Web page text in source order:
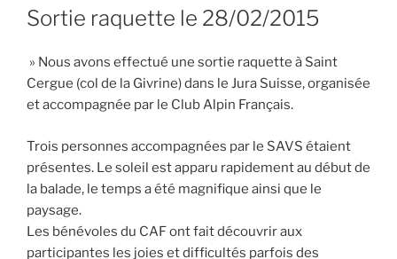
LE
Sortie raquette le 28/02/2015
» Nous avons effectué une sortie raquette à Saint
Cergue (col de la Givrine) dans le Jura Suisse, organisée
et accompagnée par le Club Alpin Français.
Trois personnes accompagnées par le SAVS étaient
présentes. Le soleil est apparu rapidement au début de
la balade, le temps a été magnifique ainsi que le
paysage.
Les bénévoles du CAF ont fait découvrir aux
participantes les joies et difficultés parfois des